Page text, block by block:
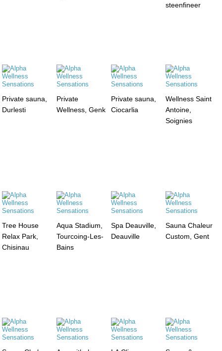
steenfineer
Private sauna,
Durlesti
Private
Wellness, Genk
Private sauna,
Ciocarlia
Wellness Saint
Antoine,
Soignies
Tree House
Relax Park,
Chisinau
Aqua Stadium,
Tourcoing-Les-
Bains
Spa Deauville,
Deauville
Sauna Chaleur
Custom, Gent